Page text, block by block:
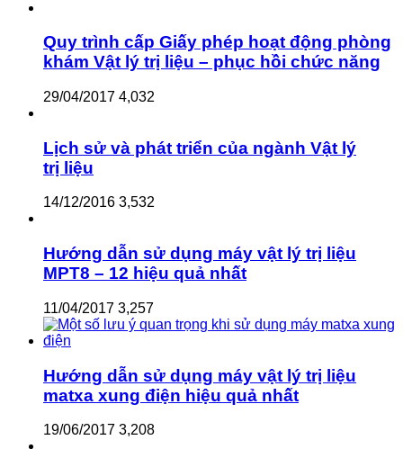
Quy trình cấp Giấy phép hoạt động phòng
khám Vật lý trị liệu – phục hồi chức năng
29/04/2017 4,032
Lịch sử và phát triển của ngành Vật lý
trị liệu
14/12/2016 3,532
Hướng dẫn sử dụng máy vật lý trị liệu
MPT8 – 12 hiệu quả nhất
11/04/2017 3,257
Hướng dẫn sử dụng máy vật lý trị liệu
matxa xung điện hiệu quả nhất
19/06/2017 3,208